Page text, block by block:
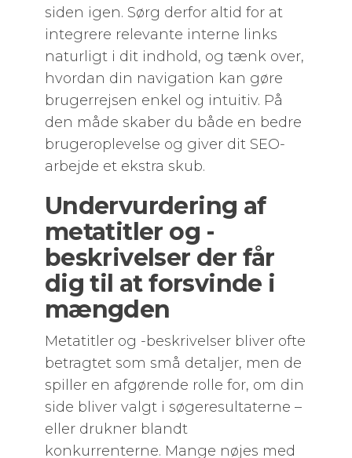
siden igen. Sørg derfor altid for at
integrere relevante interne links
naturligt i dit indhold, og tænk over,
hvordan din navigation kan gøre
brugerrejsen enkel og intuitiv. På
den måde skaber du både en bedre
brugeroplevelse og giver dit SEO-
arbejde et ekstra skub.
Undervurdering af
metatitler og -
beskrivelser der får
dig til at forsvinde i
mængden
Metatitler og -beskrivelser bliver ofte
betragtet som små detaljer, men de
spiller en afgørende rolle for, om din
side bliver valgt i søgeresultaterne –
eller drukner blandt
konkurrenterne. Mange nøjes med